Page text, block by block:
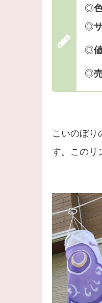
◎
◎
◎
◎
こいのぼり
す。このリ